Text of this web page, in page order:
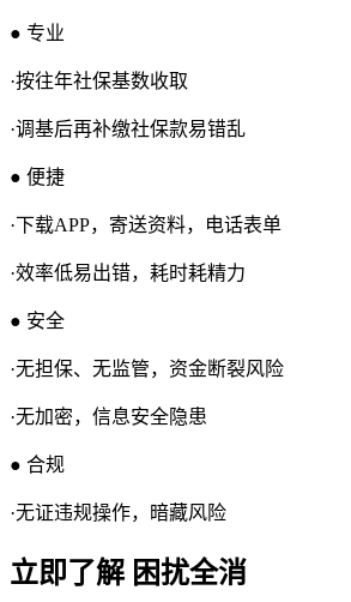
● 专业
·按往年社保基数收取
·调基后再补缴社保款易错乱
● 便捷
·下载APP，寄送资料，电话表单
·效率低易出错，耗时耗精力
● 安全
·无担保、无监管，资金断裂风险
·无加密，信息安全隐患
● 合规
·无证违规操作，暗藏风险
立即了解 困扰全消